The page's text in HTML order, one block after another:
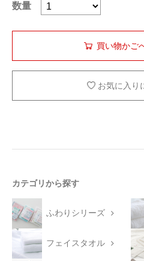
数量
お気に入り
カテゴリから探す
ふわりシリーズ
フェイスタオル